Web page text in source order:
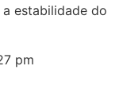
estabilidade do
pm